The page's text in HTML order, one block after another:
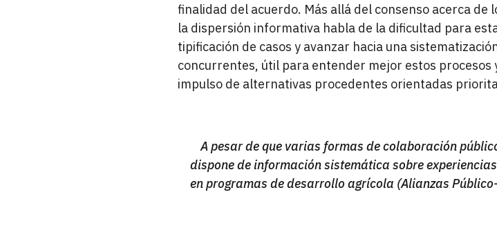
finalidad del acuerdo. Más allá del consenso acerca de
la dispersión informativa habla de la dificultad para
tipificación de casos y avanzar hacia una
concurrentes, útil para entender mejor estos
impulso de alternativas procedentes orientadas
A pesar de que varias formas de colaboración
dispone de información sistemática sobre
en programas de desarrollo agrícola (Alianzas